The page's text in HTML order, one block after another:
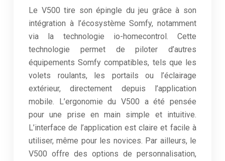
Le V500 tire son épingle du jeu grâce à son
intégration à l’écosystème Somfy, notamment
via la technologie io-homecontrol. Cette
technologie permet de piloter d’autres
équipements Somfy compatibles, tels que les
volets roulants, les portails ou l’éclairage
extérieur, directement depuis l’application
mobile. L’ergonomie du V500 a été pensée
pour une prise en main simple et intuitive.
L’interface de l’application est claire et facile à
utiliser, même pour les novices. Par ailleurs, le
V500 offre des options de personnalisation,